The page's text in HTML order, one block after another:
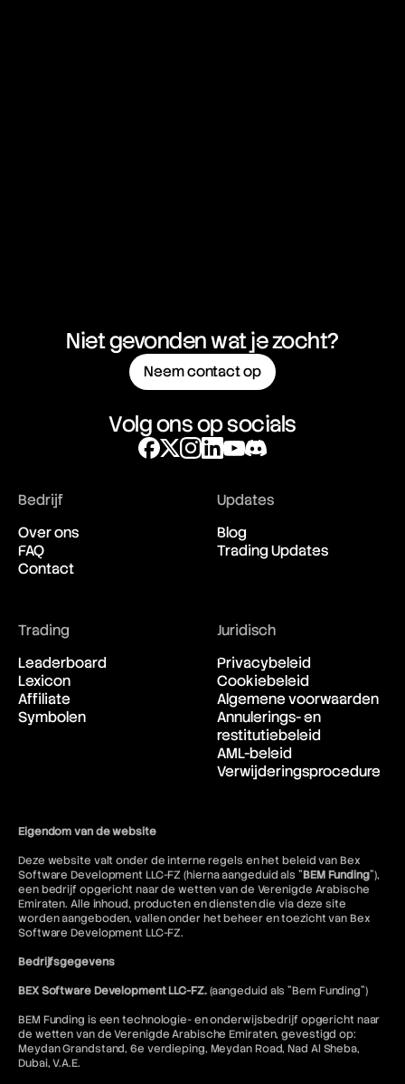
Niet gevonden wat je zocht?
Neem contact op
Volg ons op socials
Bedrijf
Over ons
FAQ
Contact
Updates
Blog
Trading Updates
Trading
Leaderboard
Lexicon
Affiliate
Symbolen
Juridisch
Privacybeleid
Cookiebeleid
Algemene voorwaarden
Annulerings- en
restitutiebeleid
AML-beleid
Verwijderingsprocedure
Eigendom van de website
Deze website valt onder de interne regels en het beleid van Bex
Software Development LLC-FZ (hierna aangeduid als "BEM Funding"),
een bedrijf opgericht naar de wetten van de Verenigde Arabische
Emiraten. Alle inhoud, producten en diensten die via deze site
worden aangeboden, vallen onder het beheer en toezicht van Bex
Software Development LLC-FZ.
Bedrijfsgegevens
BEX Software Development LLC-FZ.(aangeduid als "Bem Funding")
BEM Funding is een technologie- en onderwijsbedrijf opgericht naar
de wetten van de Verenigde Arabische Emiraten, gevestigd op:
Meydan Grandstand, 6e verdieping, Meydan Road, Nad Al Sheba,
Dubai, V.A.E.